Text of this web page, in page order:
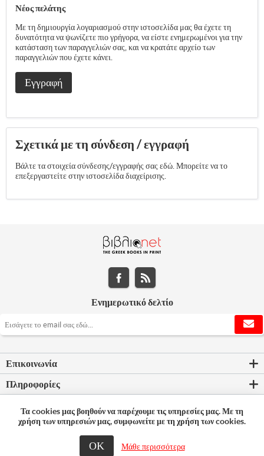
Νέος πελάτης
Με τη δημιουργία λογαριασμού στην ιστοσελίδα μας θα έχετε τη
δυνατότητα να ψωνίζετε πιο γρήγορα, να είστε ενημερωμένοι για την
κατάσταση των παραγγελιών σας, και να κρατάτε αρχείο των
παραγγελιών που έχετε κάνει.
Εγγραφή
Σχετικά με τη σύνδεση / εγγραφή
Βάλτε τα στοιχεία σύνδεσης/εγγραφής σας εδώ. Μπορείτε να το
επεξεργαστείτε στην ιστοσελίδα διαχείρισης.
Ενημερωτικό δελτίο
Επικοινωνία
Πληροφορίες
Ο λογαριασμός μου
© 2026 Bookleader
Τα cookies μας βοηθούν να παρέχουμε τις υπηρεσίες μας. Με τη
χρήση των υπηρεσιών μας, συμφωνείτε με τη χρήση των cookies.
ΟΚ Μάθε περισσότερα